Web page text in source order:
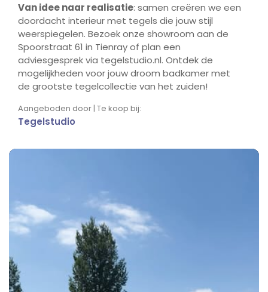
Van idee naar realisatie: samen creëren we een
doordacht interieur met tegels die jouw stijl
weerspiegelen. Bezoek onze showroom aan de
Spoorstraat 61 in Tienray of plan een
adviesgesprek via tegelstudio.nl. Ontdek de
mogelijkheden voor jouw droom badkamer met
de grootste tegelcollectie van het zuiden!
Aangeboden door | Te koop bij:
Tegelstudio